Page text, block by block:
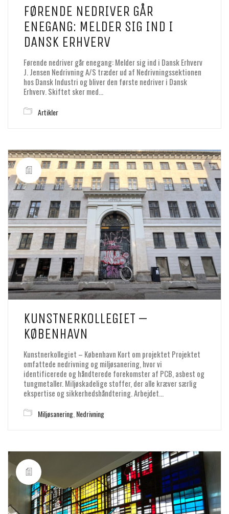
FØRENDE NEDRIVER GÅR
ENEGANG: MELDER SIG IND I
DANSK ERHVERV
Førende nedriver går enegang: Melder sig ind i Dansk Erhverv
J. Jensen Nedrivning A/S træder ud af Nedrivningssektionen
hos Dansk Industri og bliver den første nedriver i Dansk
Erhverv. Skiftet sker med…
Artikler
KUNSTNERKOLLEGIET –
KØBENHAVN
Kunstnerkollegiet – København Kort om projektet Projektet
omfattede nedrivning og miljøsanering, hvor vi
identificerede og håndterede forekomster af PCB, asbest og
tungmetaller. Miljøskadelige stoffer, der alle kræver særlig
ekspertise og sikkerhedshåndtering. Arbejdet…
Miljøsanering Nedrivning